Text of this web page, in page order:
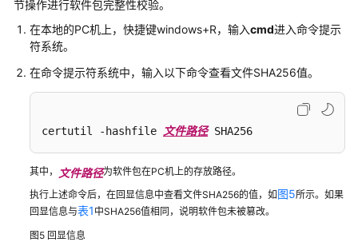
义
组
件
开
发
华
为
云
Astro
屏
节操作进行软件包完整性校验。
在本地的PC机上，快捷键windows+R，输入cmd进入命令提示
符系统。
在命令提示符系统中，输入以下命令查看文件SHA256值。
certutil -hashfile 文件路径 SHA256
其中， 文件路径为软件包在PC机上的存放路径。
执行上述命令后，在回显信息中查看文件SHA256的值，如图5所示。如果
回显信息与表1 中SHA256值相同，说明软件包未被篡改。
图5 回显信息